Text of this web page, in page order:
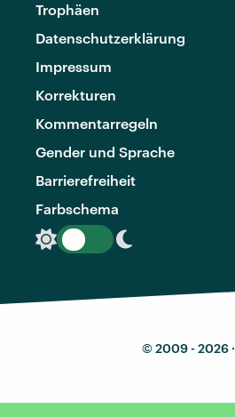
Trophäen
Datenschutzerklärung
Impressum
Korrekturen
Kommentarregeln
Gender und Sprache
Barrierefreiheit
Farbschema
© 2009 - 2026 ·